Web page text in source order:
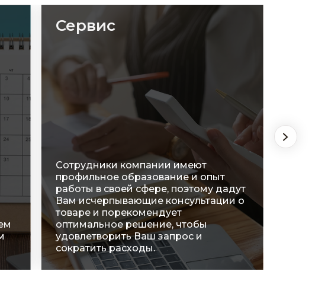
Сервис
Сотрудники компании имеют
профильное образование и опыт
работы в своей сфере, поэтому дадут
Вам исчерпывающие консультации о
товаре и порекомендует
оптимальное решение, чтобы
удовлетворить Ваш запрос и
сократить расходы.